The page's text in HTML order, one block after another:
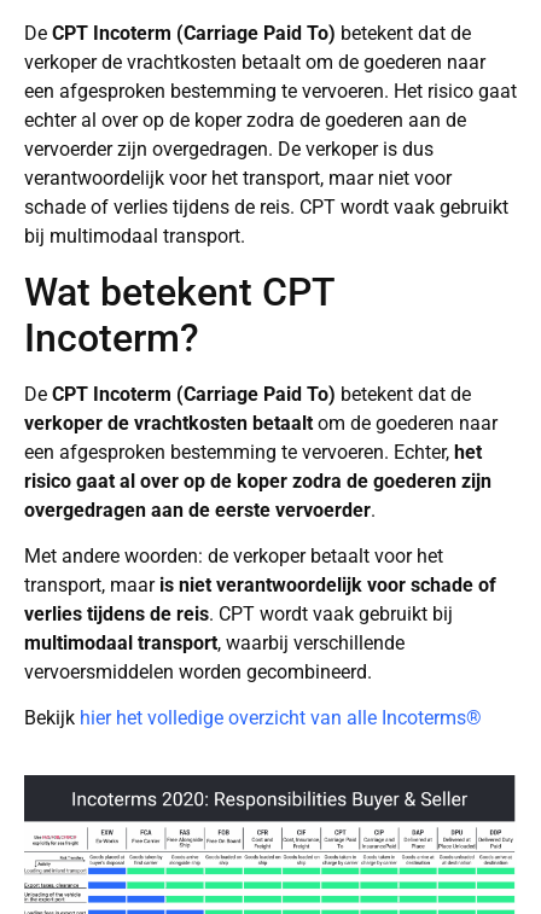
De CPT Incoterm (Carriage Paid To) betekent dat de
verkoper de vrachtkosten betaalt om de goederen naar
een afgesproken bestemming te vervoeren. Het risico gaat
echter al over op de koper zodra de goederen aan de
vervoerder zijn overgedragen. De verkoper is dus
verantwoordelijk voor het transport, maar niet voor
schade of verlies tijdens de reis. CPT wordt vaak gebruikt
bij multimodaal transport.
Wat betekent CPT
Incoterm?
De CPT Incoterm (Carriage Paid To) betekent dat de
verkoper de vrachtkosten betaalt om de goederen naar
een afgesproken bestemming te vervoeren. Echter, het
risico gaat al over op de koper zodra de goederen zijn
overgedragen aan de eerste vervoerder.
Met andere woorden: de verkoper betaalt voor het
transport, maar is niet verantwoordelijk voor schade of
verlies tijdens de reis. CPT wordt vaak gebruikt bij
multimodaal transport, waarbij verschillende
vervoersmiddelen worden gecombineerd.
Bekijk hier het volledige overzicht van alle Incoterms®